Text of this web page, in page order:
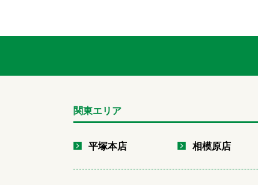
関東エリア
平塚本店 相模原店